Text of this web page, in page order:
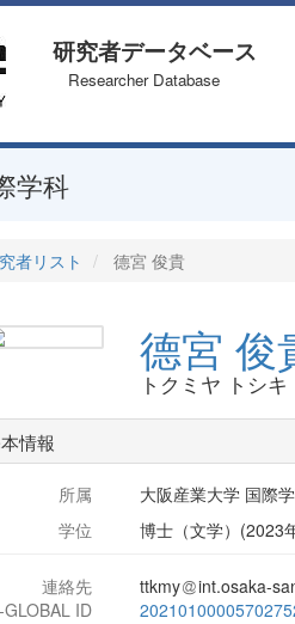
研究者データベース
Researcher Database
学科
者リスト 德宮 俊貴
德宮 俊
トクミヤ トシ
情報
所属
大阪産業大学 国際
学位
博士（文学）(2023
連絡先 ttkmy int.osaka-
GLOBAL ID